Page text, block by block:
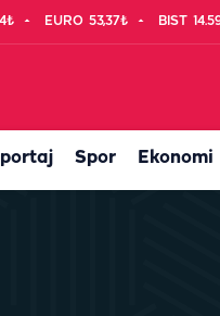
EURO 53,37₺ BIST
Spor Ekonomi